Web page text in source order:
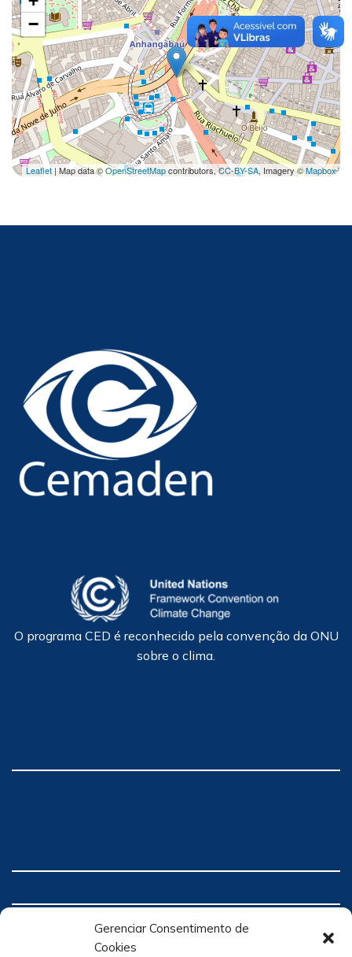
Gerenciar Consentimento de
Cookies
−
Leaflet| Map data ©OpenStreetMapcontributors,CC-BY-SA, Imagery ©Mapbox
O programa CED é reconhecido pela convenção da ONU
sobre o clima.